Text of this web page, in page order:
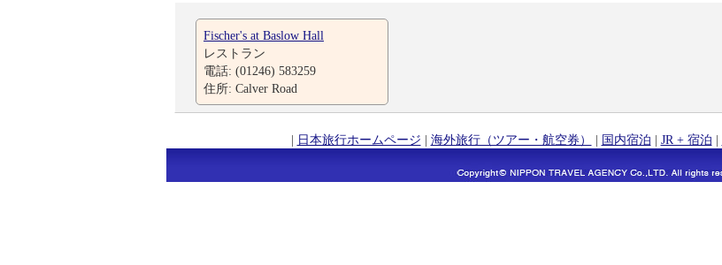
Fischer's at Baslow Hall
レストラン
電話: (01246) 583259
住所: Calver Road
| 日本旅行ホームページ | 海外旅行（ツアー・航空券） | 国内宿泊 | JR + 宿泊 |